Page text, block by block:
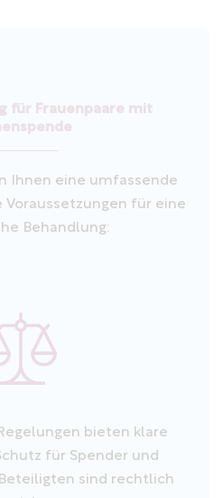
für Frauenpaare mit
Ihnen eine umfassende
für eine
Behandlung:
bieten klare
für Spender und
sind rechtlich